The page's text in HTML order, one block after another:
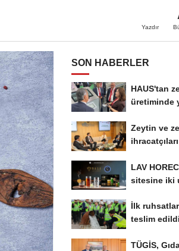
Yazdır
SON HABERLER
HAUS'tan
üretiminde
Zeytin ve
LAV
sitesine iki
İlk ruhsatlar
teslim edildi
TÜGİS,